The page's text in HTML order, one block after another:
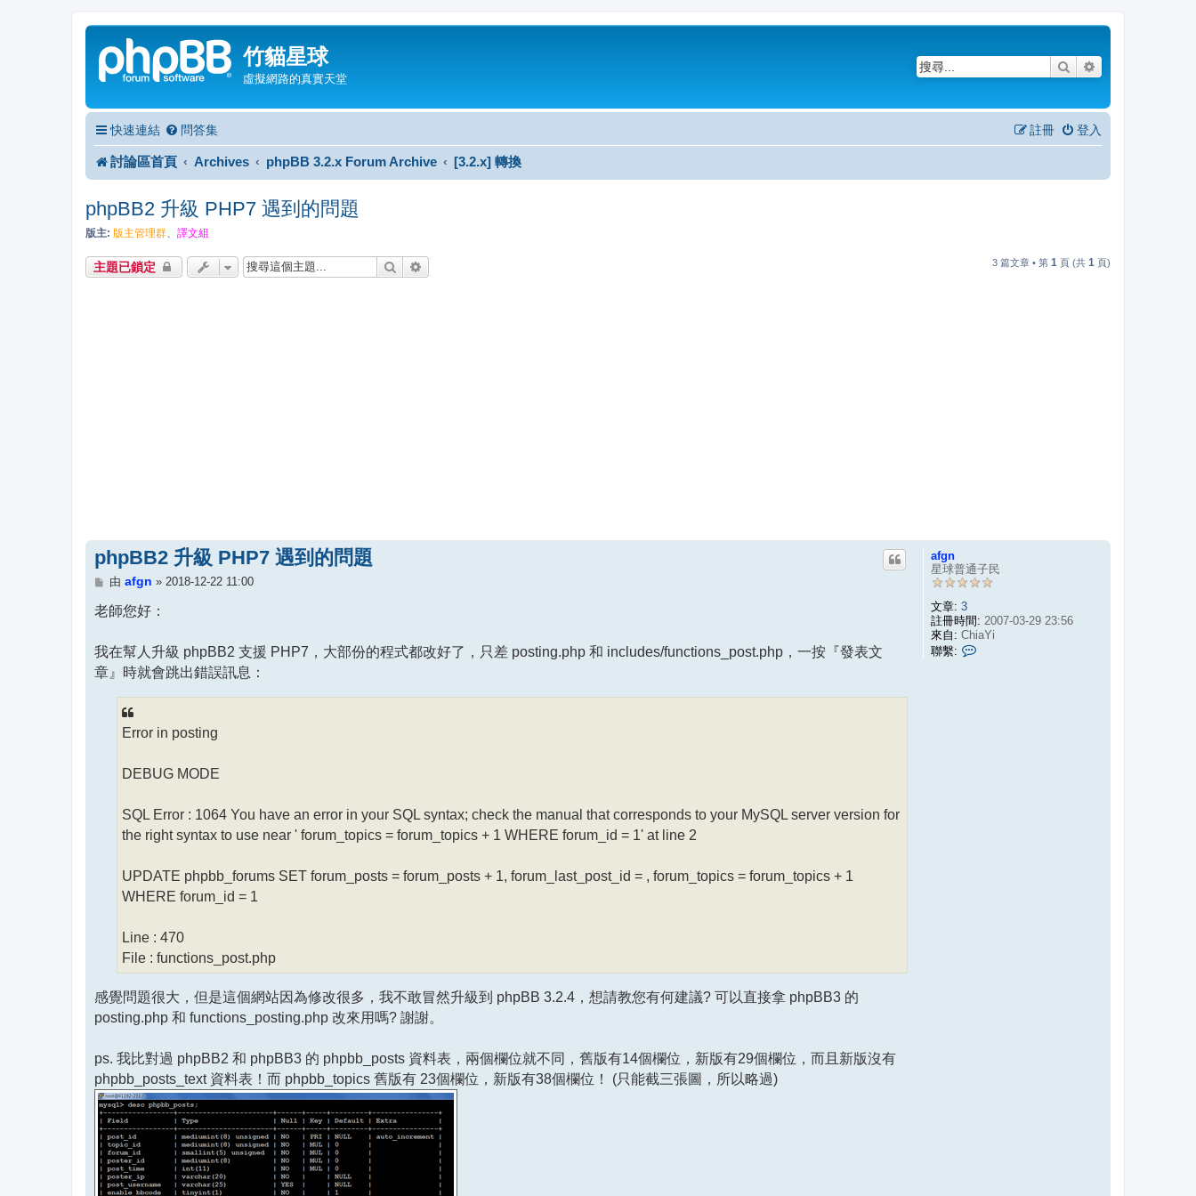
竹貓星球
虛擬網路的真實天堂
搜尋
快速連結 問答集 登入
註冊
討論區首頁 Archives phpBB 3.2.x Forum Archive [3.2.x] 轉換
phpBB2 升級 PHP7 遇到的問題
版主: 版主管理群 譯文組
主題已鎖定 搜尋 3 篇文章 • 第 1 頁 (共 1 頁)
afgn
星球普通子民
文章: 3
註冊時間: 2007-03-29 23:56
來自: ChiaYi
聯繫:
phpBB2 升級 PHP7 遇到的問題
文
由 afgn » 2018-12-22 11:00
老師您好：
我在幫人升級 phpBB2 支援 PHP7，大部份的程式都改好了，只差 posting.php 和 includes/functions_post.php，一按『發表文
章』時就會跳出錯誤訊息：
Error in posting
DEBUG MODE
SQL Error : 1064 You have an error in your SQL syntax; check the manual that corresponds to your MySQL server version for
the right syntax to use near ' forum_topics = forum_topics + 1 WHERE forum_id = 1' at line 2
UPDATE phpbb_forums SET forum_posts = forum_posts + 1, forum_last_post_id = , forum_topics = forum_topics + 1
WHERE forum_id = 1
Line : 470
File : functions_post.php
感覺問題很大，但是這個網站因為修改很多，我不敢冒然升級到 phpBB 3.2.4，想請教您有何建議? 可以直接拿 phpBB3 的
posting.php 和 functions_posting.php 改來用嗎? 謝謝。
ps. 我比對過 phpBB2 和 phpBB3 的 phpbb_posts 資料表，兩個欄位就不同，舊版有14個欄位，新版有29個欄位，而且新版沒有
phpbb_posts_text 資料表！而 phpbb_topics 舊版有 23個欄位，新版有38個欄位！ (只能截三張圖，所以略過)